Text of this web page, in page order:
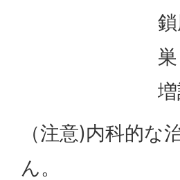
（注意)内科的
ん。